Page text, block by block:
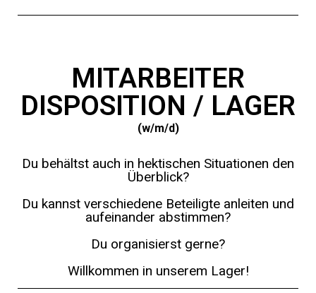
MITARBEITER
DISPOSITION / LAGER
(w/m/d)
Du behältst auch in hektischen Situationen den
Überblick?
Du kannst verschiedene Beteiligte anleiten und
aufeinander abstimmen?
Du organisierst gerne?
Willkommen in unserem Lager!